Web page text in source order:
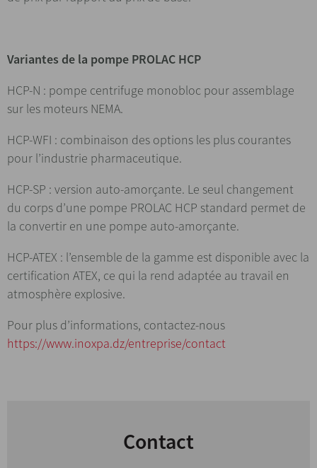
Variantes de la pompe PROLAC HCP
HCP-N : pompe centrifuge monobloc pour assemblage
sur les moteurs NEMA.
HCP-WFI : combinaison des options les plus courantes
pour l’industrie pharmaceutique.
HCP-SP : version auto-amorçante. Le seul changement
du corps d’une pompe PROLAC HCP standard permet de
la convertir en une pompe auto-amorçante.
HCP-ATEX : l’ensemble de la gamme est disponible avec la
certification ATEX, ce qui la rend adaptée au travail en
atmosphère explosive.
Pour plus d’informations, contactez-nous
https://www.inoxpa.dz/entreprise/contact
Contact